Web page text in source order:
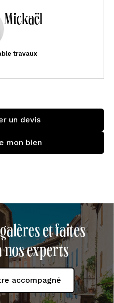
Mickaël
travaux
un devis
mon bien
et faites
nos experts
accompagné